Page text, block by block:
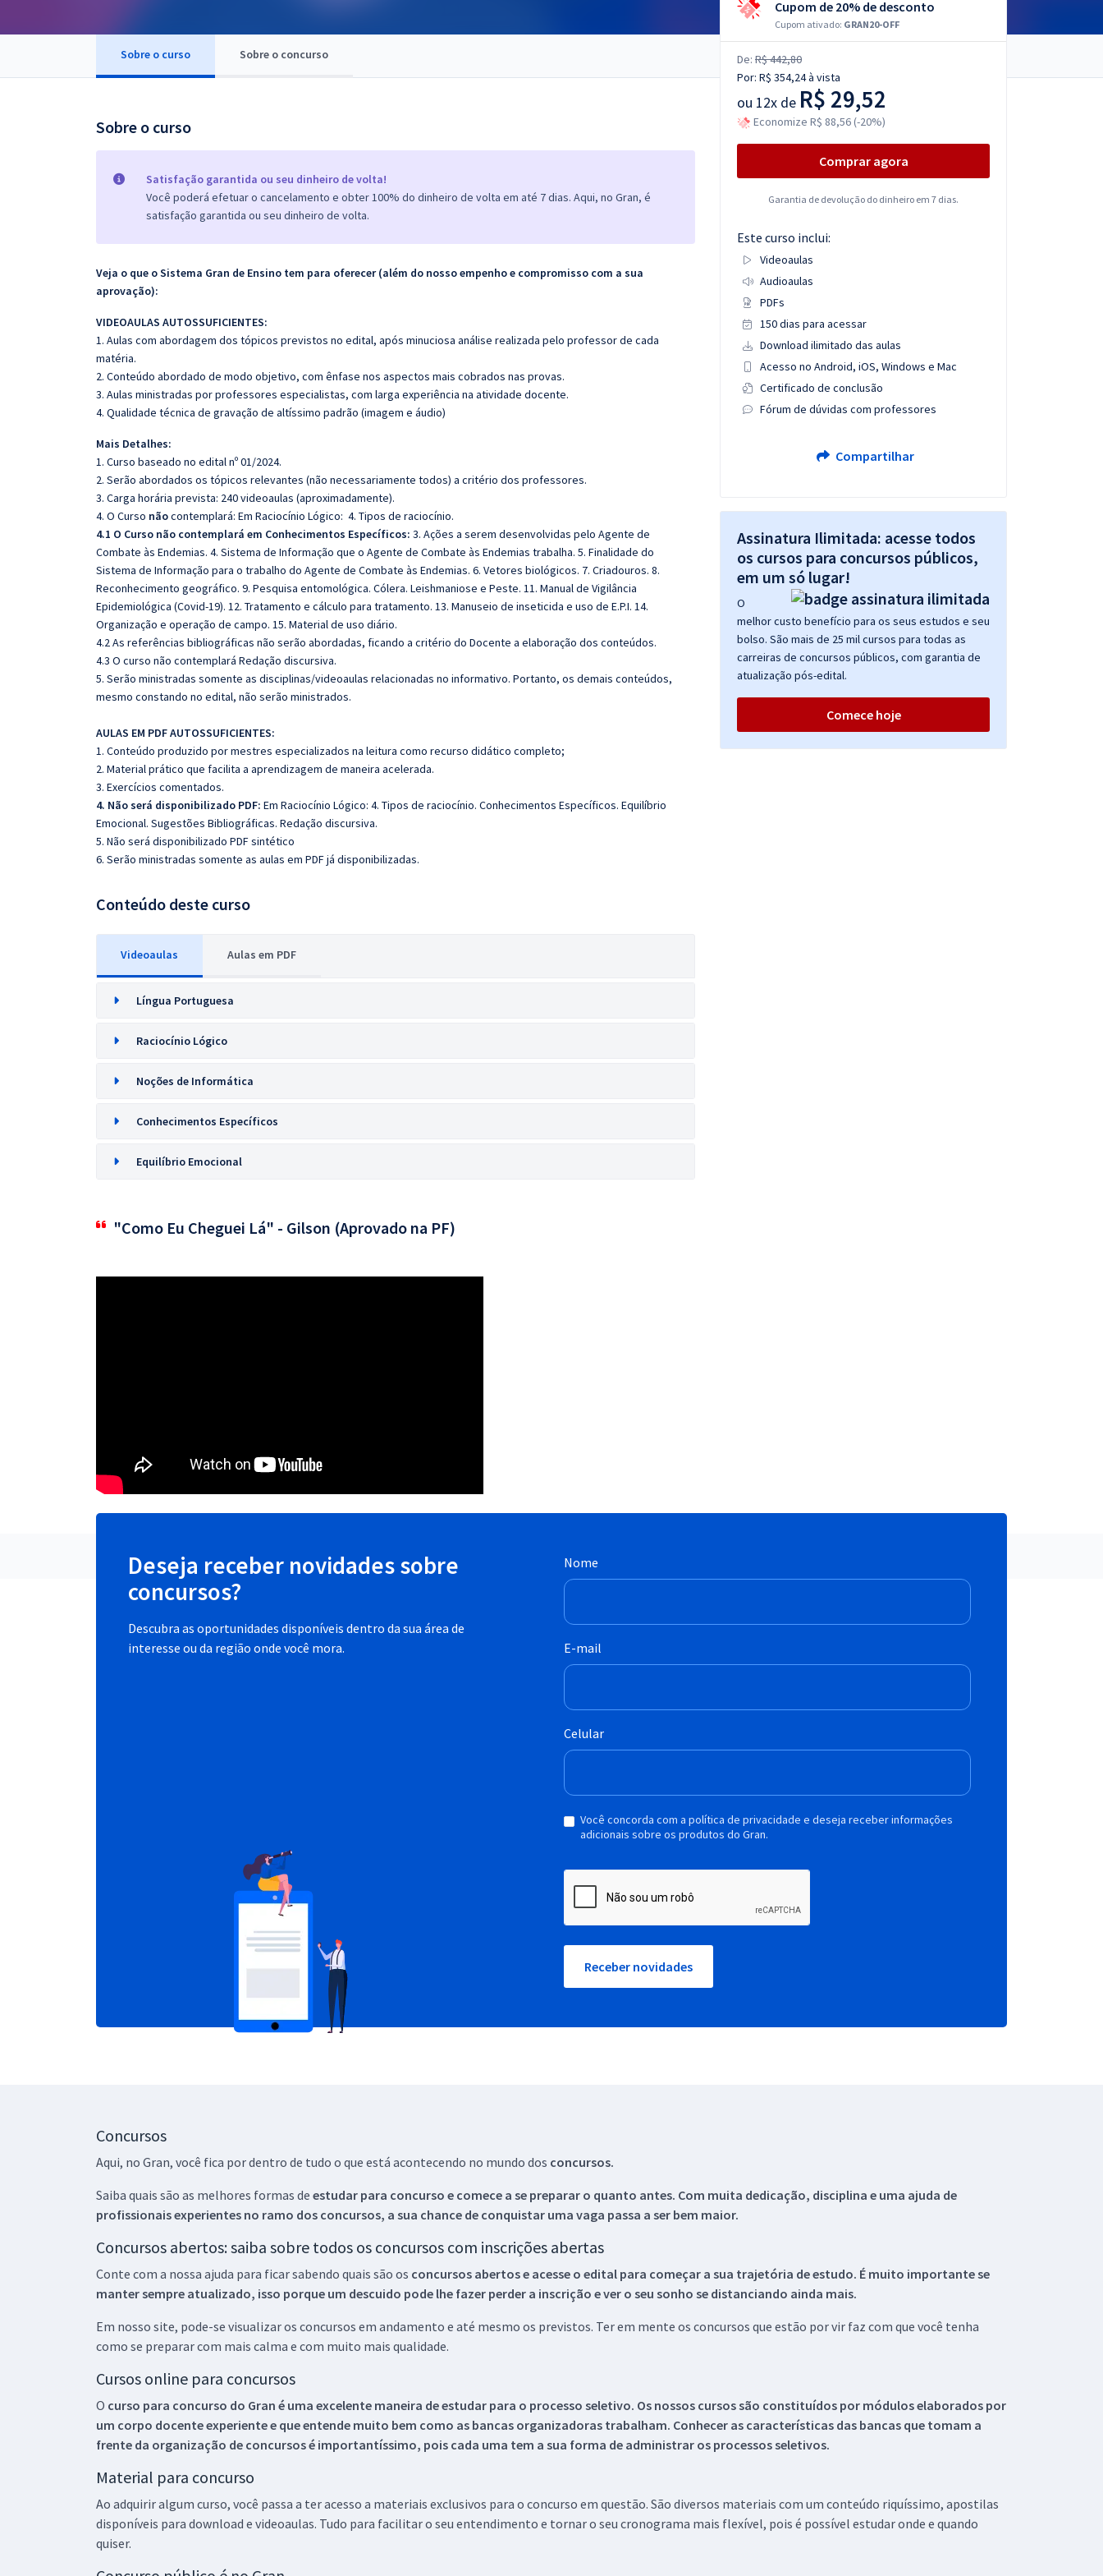
Sobre o curso Sobre o concurso
Sobre o curso
Satisfação garantida ou seu dinheiro de volta!
Você poderá efetuar o cancelamento e obter 100% do dinheiro de volta em até 7 dias. Aqui, no Gran, é
satisfação garantida ou seu dinheiro de volta.
Veja o que o Sistema Gran de Ensino tem para oferecer (além do nosso empenho e compromisso com a sua
aprovação):
VIDEOAULAS AUTOSSUFICIENTES:
1. Aulas com abordagem dos tópicos previstos no edital, após minuciosa análise realizada pelo professor de cada
matéria.
2. Conteúdo abordado de modo objetivo, com ênfase nos aspectos mais cobrados nas provas.
3. Aulas ministradas por professores especialistas, com larga experiência na atividade docente.
4. Qualidade técnica de gravação de altíssimo padrão (imagem e áudio)
Mais Detalhes:
1. Curso baseado no edital nº 01/2024.
2. Serão abordados os tópicos relevantes (não necessariamente todos) a critério dos professores.
3. Carga horária prevista: 240 videoaulas (aproximadamente).
4. O Curso nãocontemplará: Em Raciocínio Lógico: 4. Tipos de raciocínio.
4.1 O Curso não contemplará em Conhecimentos Específicos: 3. Ações a serem desenvolvidas pelo Agente de
Combate às Endemias. 4. Sistema de Informação que o Agente de Combate às Endemias trabalha. 5. Finalidade do
Sistema de Informação para o trabalho do Agente de Combate às Endemias. 6. Vetores biológicos. 7. Criadouros. 8.
Reconhecimento geográfico. 9. Pesquisa entomológica. Cólera. Leishmaniose e Peste. 11. Manual de Vigilância
Epidemiológica (Covid-19). 12. Tratamento e cálculo para tratamento. 13. Manuseio de inseticida e uso de E.P.I. 14.
Organização e operação de campo. 15. Material de uso diário.
4.2 As referências bibliográficas não serão abordadas, ficando a critério do Docente a elaboração dos conteúdos.
4.3 O curso não contemplará Redação discursiva.
5. Serão ministradas somente as disciplinas/videoaulas relacionadas no informativo. Portanto, os demais conteúdos,
mesmo constando no edital, não serão ministrados.
AULAS EM PDF AUTOSSUFICIENTES:
1. Conteúdo produzido por mestres especializados na leitura como recurso didático completo;
2. Material prático que facilita a aprendizagem de maneira acelerada.
3. Exercícios comentados.
4. Não será disponibilizado PDF: Em Raciocínio Lógico: 4. Tipos de raciocínio. Conhecimentos Específicos. Equilíbrio
Emocional. Sugestões Bibliográficas. Redação discursiva.
5. Não será disponibilizado PDF sintético
6. Serão ministradas somente as aulas em PDF já disponibilizadas.
Conteúdo deste curso
Videoaulas Aulas em PDF
Língua Portuguesa
Raciocínio Lógico
Noções de Informática
Conhecimentos Específicos
Equilíbrio Emocional
"Como Eu Cheguei Lá" - Gilson (Aprovado na PF)
Cupom de 20% de desconto
Cupom ativado: GRAN20-OFF
De: R$ 442,80
Por: R$ 354,24à vista
ou 12x de R$ 29,52
Economize R$ 88,56 (-20%)
Comprar agora
Garantia de devolução do dinheiro em 7 dias.
Este curso inclui:
Videoaulas
Audioaulas
PDFs
150 dias para acessar
Download ilimitado das aulas
Acesso no Android, iOS, Windows e Mac
Certificado de conclusão
Fórum de dúvidas com professores
Compartilhar
Assinatura Ilimitada: acesse todos
os cursos para concursos públicos,
em um só lugar!
O
melhor custo benefício para os seus estudos e seu
bolso. São mais de 25 mil cursos para todas as
carreiras de concursos públicos, com garantia de
atualização pós-edital.
Comece hoje
Deseja receber novidades sobre
concursos?
Descubra as oportunidades disponíveis dentro da sua área de
interesse ou da região onde você mora.
Nome
E-mail
Celular
Você concorda com a política de privacidade e deseja receber informações
adicionais sobre os produtos do Gran.
Receber novidades
Concursos
Aqui, no Gran, você fica por dentro de tudo o que está acontecendo no mundo dos concursos.
Saiba quais são as melhores formas de estudar para concurso e comece a se preparar o quanto antes. Com muita dedicação, disciplina e uma ajuda de
profissionais experientes no ramo dos concursos, a sua chance de conquistar uma vaga passa a ser bem maior.
Concursos abertos: saiba sobre todos os concursos com inscrições abertas
Conte com a nossa ajuda para ficar sabendo quais são os concursos abertos e acesse o edital para começar a sua trajetória de estudo. É muito importante se
manter sempre atualizado, isso porque um descuido pode lhe fazer perder a inscrição e ver o seu sonho se distanciando ainda mais.
Em nosso site, pode-se visualizar os concursos em andamento e até mesmo os previstos. Ter em mente os concursos que estão por vir faz com que você tenha
como se preparar com mais calma e com muito mais qualidade.
Cursos online para concursos
O curso para concurso do Gran é uma excelente maneira de estudar para o processo seletivo. Os nossos cursos são constituídos por módulos elaborados por
um corpo docente experiente e que entende muito bem como as bancas organizadoras trabalham. Conhecer as características das bancas que tomam a
frente da organização de concursos é importantíssimo, pois cada uma tem a sua forma de administrar os processos seletivos.
Material para concurso
Ao adquirir algum curso, você passa a ter acesso a materiais exclusivos para o concurso em questão. São diversos materiais com um conteúdo riquíssimo, apostilas
disponíveis para download e videoaulas. Tudo para facilitar o seu entendimento e tornar o seu cronograma mais flexível, pois é possível estudar onde e quando
quiser.